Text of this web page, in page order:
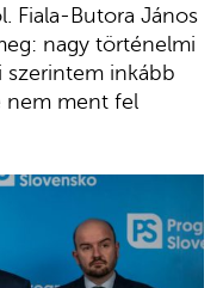
Fiala-Butora János
nagy történelmi
szerintem inkább
nem ment fel